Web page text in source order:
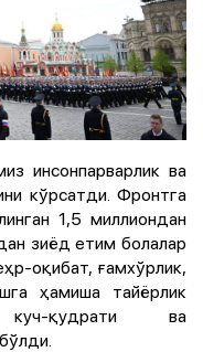
инсонпарварлик ва
кўрсатди. Фронтга
1,5 миллиондан
зиёд етим болалар
оқибат, ғамхўрлик,
ҳамиша тайёрлик
куч-қудрати ва